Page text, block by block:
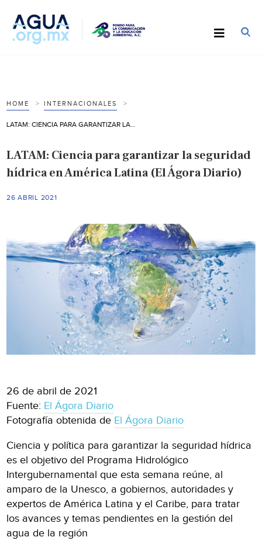
HOME INTERNACIONALES
LATAM: Ciencia para garantizar la seguridad
hídrica en América Latina (El Ágora Diario)
26 ABRIL 2021
26 de abril de 2021
Fuente: El Ágora Diario
Fotografía obtenida de El Ágora Diario
Ciencia y política para garantizar la seguridad hídrica
es el objetivo del Programa Hidrológico
Intergubernamental que esta semana reúne, al
amparo de la Unesco, a gobiernos, autoridades y
expertos de América Latina y el Caribe, para tratar
los avances y temas pendientes en la gestión del
agua de la región